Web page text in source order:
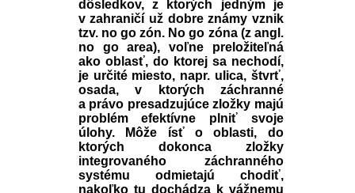
dôsledkov, z ktorých jedným je
v zahraničí už dobre známy vznik
tzv. no go zón. No go zóna (z angl.
no go area), voľne preložiteľná
ako oblasť, do ktorej sa nechodí,
je určité miesto, napr. ulica, štvrť,
osada, v ktorých záchranné
a právo presadzujúce zložky majú
problém efektívne plniť svoje
úlohy. Môže ísť o oblasti, do
ktorých dokonca zložky
integrovaného záchranného
systému odmietajú chodiť,
nakoľko tu dochádza k vážnemu